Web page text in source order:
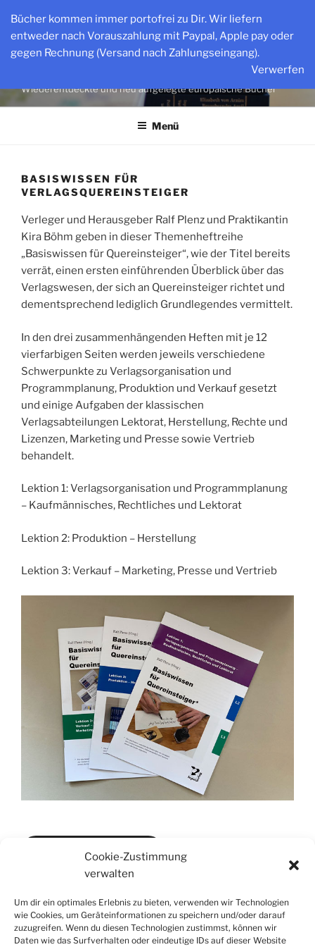
Cookie-Zustimmung
verwalten
Um dir ein optimales Erlebnis zu bieten, verwenden wir Technologien
wie Cookies, um Geräteinformationen zu speichern und/oder darauf
zuzugreifen. Wenn du diesen Technologien zustimmst, können wir
Daten wie das Surfverhalten oder eindeutige IDs auf dieser Website
Bücher kommen immer portofrei zu Dir. Wir liefern
entweder nach Vorauszahlung mit Paypal, Apple pay oder
gegen Rechnung (Versand nach Zahlungseingang).
Verwerfen
Inhalt
springen
WWW.INPUT-VERLAG.DE
Wiederentdeckte und neu aufgelegte europäische Bücher
Menü
BASISWISSEN FÜR
VERLAGSQUEREINSTEIGER
Verleger und Herausgeber Ralf Plenz und Praktikantin
Kira Böhm geben in dieser Themenheftreihe
„Basiswissen für Quereinsteiger“, wie der Titel bereits
verrät, einen ersten einführenden Überblick über das
Verlagswesen, der sich an Quereinsteiger richtet und
dementsprechend lediglich Grundlegendes vermittelt.
In den drei zusammenhängenden Heften mit je 12
vierfarbigen Seiten werden jeweils verschiedene
Schwerpunkte zu Verlagsorganisation und
Programmplanung, Produktion und Verkauf gesetzt
und einige Aufgaben der klassischen
Verlagsabteilungen Lektorat, Herstellung, Rechte und
Lizenzen, Marketing und Presse sowie Vertrieb
behandelt.
Lektion 1: Verlagsorganisation und Programmplanung
– Kaufmännisches, Rechtliches und Lektorat
Lektion 2: Produktion – Herstellung
Lektion 3: Verkauf – Marketing, Presse und Vertrieb
Lektion 1, Heft für 7 €
Lektion 2, Heft für 7 €